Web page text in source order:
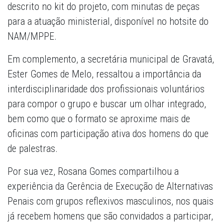
descrito no kit do projeto, com minutas de peças
para a atuação ministerial, disponível no hotsite do
NAM/MPPE.
Em complemento, a secretária municipal de Gravatá,
Ester Gomes de Melo, ressaltou a importância da
interdisciplinaridade dos profissionais voluntários
para compor o grupo e buscar um olhar integrado,
bem como que o formato se aproxime mais de
oficinas com participação ativa dos homens do que
de palestras.
Por sua vez, Rosana Gomes compartilhou a
experiência da Gerência de Execução de Alternativas
Penais com grupos reflexivos masculinos, nos quais
já recebem homens que são convidados a participar,